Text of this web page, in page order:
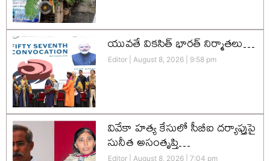
యువతే వికసిత్‌ భారత్‌ నిర్మాతలు…
Editor August 8, 2026 9:58 pm
వివేకా హత్య కేసులో సీబీఐ దర్యాప్తుపై
సునీత అసంతృప్తి…
Editor August 8, 2026 7:04 pm